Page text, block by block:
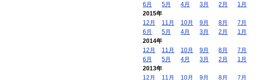
6月
5月 4月 3月 2月
1月
2015年
12月
11月 10月 9月 8月
7月
6月
5月 4月 3月 2月
1月
2014年
12月
11月 10月 9月 8月
7月
6月
5月 4月 3月 2月
1月
2013年
12月
11月 10月 9月 8月 7月